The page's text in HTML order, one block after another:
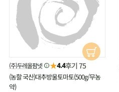
(주)두레올팜넷 ★4.4후기 75
(농할 국산)대추방울토마토(500g/무농
약)